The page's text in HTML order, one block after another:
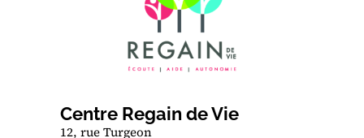
Centre Regain de Vie
12, rue Turgeon